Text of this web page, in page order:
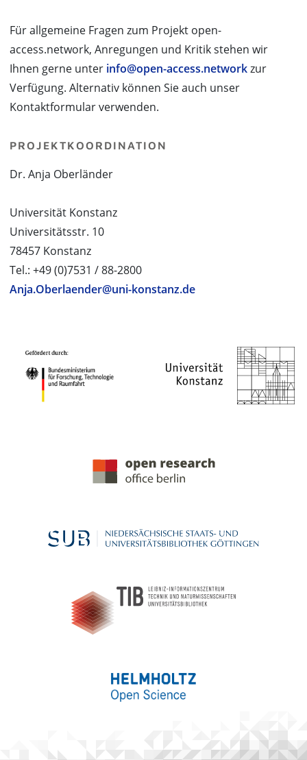
Für allgemeine Fragen zum Projekt open-
access.network, Anregungen und Kritik stehen wir
Ihnen gerne unter info@open-access.networkzur
Verfügung. Alternativ können Sie auch unser
Kontaktformular verwenden.
PROJEKTKOORDINATION
Dr. Anja Oberländer
Universität Konstanz
Universitätsstr. 10
78457 Konstanz
Tel.: +49 (0)7531 / 88-2800
Anja.Oberlaender@uni-konstanz.de